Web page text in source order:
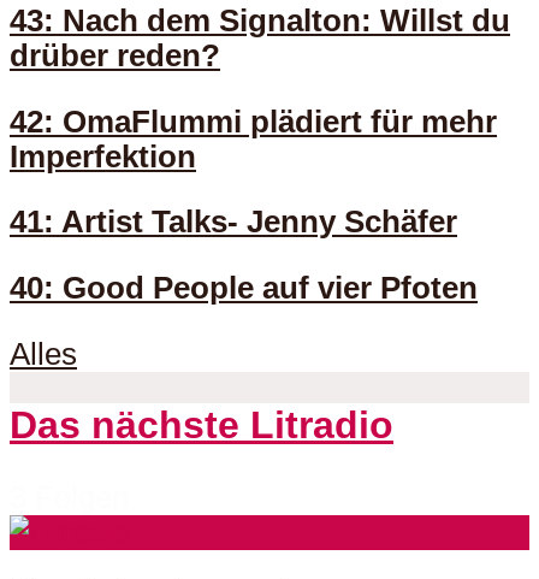
43: Nach dem Signalton: Willst du
drüber reden?
42: OmaFlummi plädiert für mehr
Imperfektion
41: Artist Talks- Jenny Schäfer
40: Good People auf vier Pfoten
Alles
Das nächste Litradio